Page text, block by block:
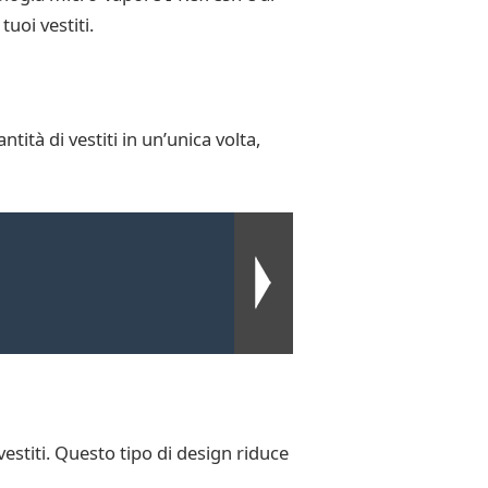
vestiti.
di vestiti in un’unica volta,
Questo tipo di design riduce